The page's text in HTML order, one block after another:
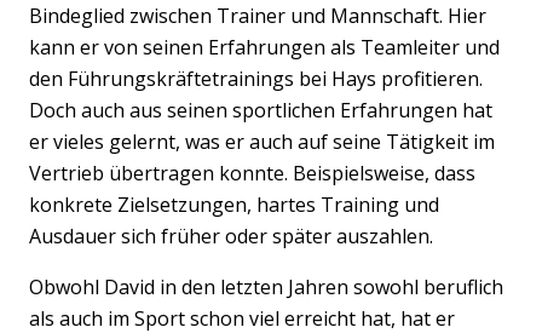
Bindeglied zwischen Trainer und Mannschaft. Hier
kann er von seinen Erfahrungen als Teamleiter und
den Führungskräftetrainings bei Hays profitieren.
Doch auch aus seinen sportlichen Erfahrungen hat
er vieles gelernt, was er auch auf seine Tätigkeit im
Vertrieb übertragen konnte. Beispielsweise, dass
konkrete Zielsetzungen, hartes Training und
Ausdauer sich früher oder später auszahlen.
Obwohl David in den letzten Jahren sowohl beruflich
als auch im Sport schon viel erreicht hat, hat er